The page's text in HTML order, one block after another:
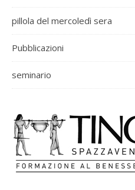
pillola del mercoledì sera
Pubblicazioni
seminario